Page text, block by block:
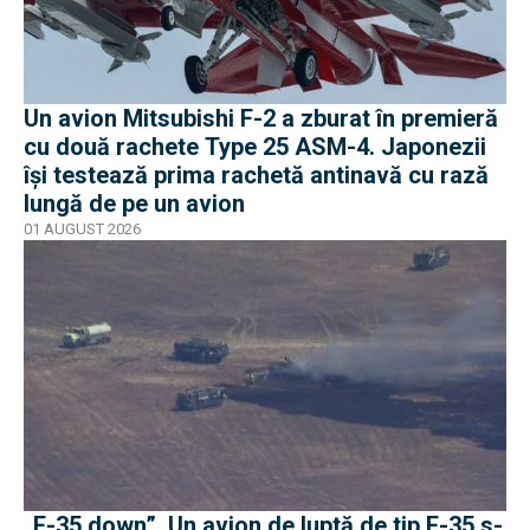
Un avion Mitsubishi F-2 a zburat în premieră
cu două rachete Type 25 ASM-4. Japonezii
își testează prima rachetă antinavă cu rază
lungă de pe un avion
01 AUGUST 2026